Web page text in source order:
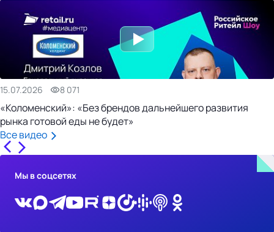
15.07.2026 8 071
«Коломенский»: «Без брендов дальнейшего развития
рынка готовой еды не будет»
Все видео
Мы в соцсетях